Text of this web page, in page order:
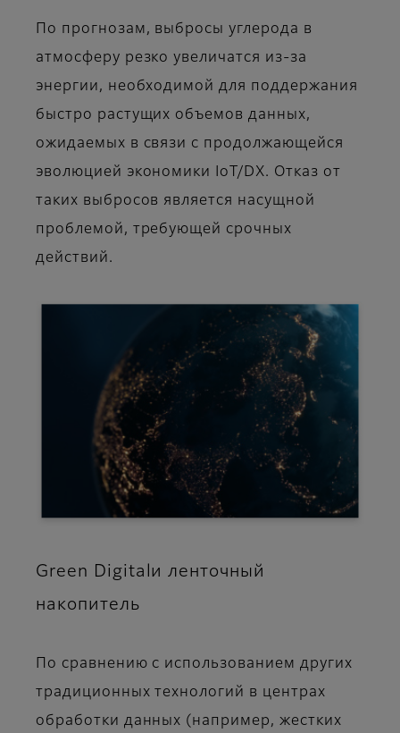
По прогнозам, выбросы углерода в
атмосферу резко увеличатся из-за
энергии, необходимой для поддержания
быстро растущих объемов данных,
ожидаемых в связи с продолжающейся
эволюцией экономики IoT/DX. Отказ от
таких выбросов является насущной
проблемой, требующей срочных
действий.
Green Digitalи ленточный
накопитель
По сравнению с использованием других
традиционных технологий в центрах
обработки данных (например, жестких